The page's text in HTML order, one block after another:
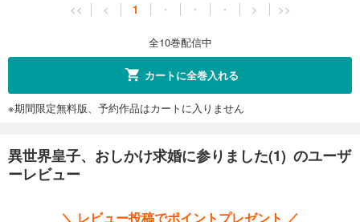
<< < 1 ・ ・ ・ > >>
全10巻配信中
カートに全巻入れる
※期間限定無料版、予約作品はカートに入りません
異世界皇子、おしかけ求婚に参りました(1) のユーザ
ーレビュー
＼ レビュー投稿でポイントプレゼント ／